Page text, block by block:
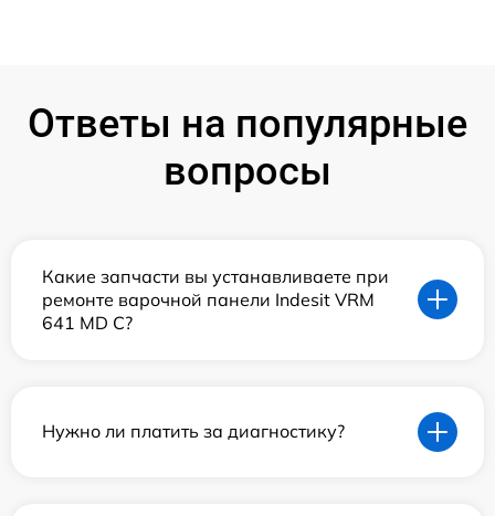
Ответы на популярные
вопросы
Какие запчасти вы устанавливаете при
ремонте варочной панели Indesit VRM
641 MD C?
Нужно ли платить за диагностику?